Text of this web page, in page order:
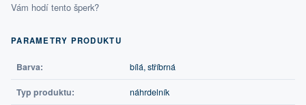
Vám hodí tento šperk?
PARAMETRY PRODUKTU
Barva: bílá, stříbrná
Typ produktu: náhrdelník